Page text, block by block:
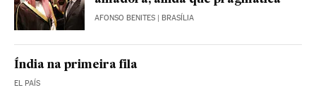
AFONSO BENITES | BRASÍLIA
Índia na primeira fila
EL PAÍS